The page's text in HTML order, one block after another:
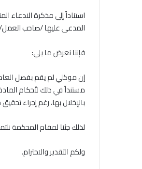
استناداً إلى مذكرة
المدعى عليها /صاحب
فإننا نعرض ما يلي:
إن موكلي لم يقم بفصل
بالإخلال بها، رغم إجراء
لذلك جئنا لمقام المحكمة
ولكم التقدير والاحترام.